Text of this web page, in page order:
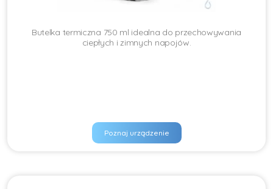
Butelka termiczna 750 ml idealna do przechowywania
ciepłych i zimnych napojów.
Poznaj urządzenie